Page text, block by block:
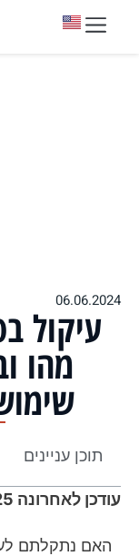
06.06.2024
עיקול
מהו
תוכן עניינים
עודכן לאחרונה 17/12/2025
האם נתקלתם